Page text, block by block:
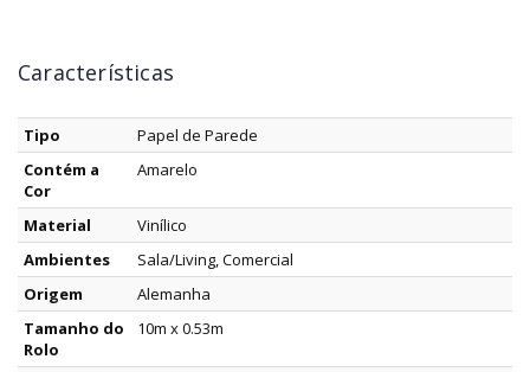
Características
Tipo
Papel de Parede
Contém a
Cor
Amarelo
Material
Vinílico
Ambientes
Sala/Living, Comercial
Origem
Alemanha
Tamanho do
Rolo
10m x 0.53m